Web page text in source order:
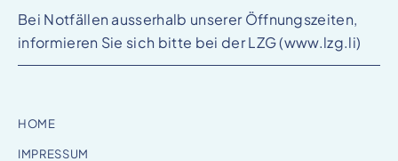
Bei Notfällen ausserhalb unserer Öffnungszeiten,
informieren Sie sich bitte bei der LZG (www.lzg.li)
HOME
IMPRESSUM